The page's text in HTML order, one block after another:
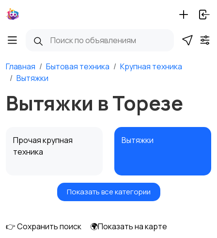
Главная Бытовая техника
Крупная техника
Вытяжки
Вытяжки в Торезе
Прочая крупная
техника
Вытяжки
Посудомоечные
Стиральные машины
Показать все категории
👉 Сохранить поиск
🌍Показать на карте